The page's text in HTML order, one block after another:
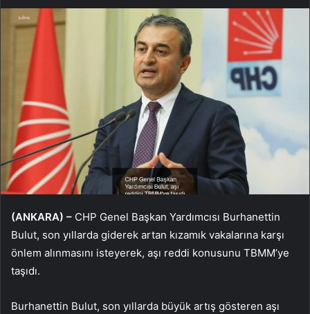
(ANKARA) – CHP Genel Başkan Yardımcısı Burhanettin
Bulut, son yıllarda giderek artan kızamık vakalarına karşı
önlem alınmasını isteyerek, aşı reddi konusunu TBMM’ye
taşıdı.
Burhanettin Bulut, son yıllarda büyük artış gösteren aşı